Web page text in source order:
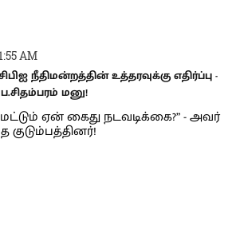
AM
நீதிமன்றத்தின் உத்தரவுக்கு எதிர்ப்பு -
மனு!